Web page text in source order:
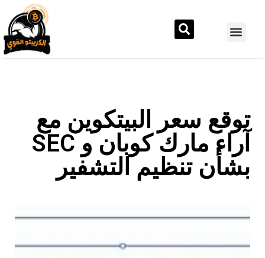
توقع سعر البيتكوين مع
آراء مارك كوبان و SEC
بشأن تنظيم التشفير